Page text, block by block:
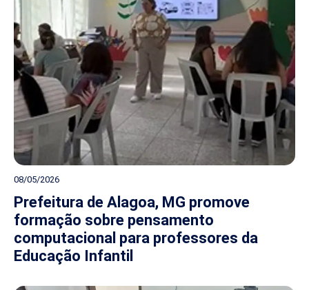
08/05/2026
Prefeitura de Alagoa, MG promove
formação sobre pensamento
computacional para professores da
Educação Infantil